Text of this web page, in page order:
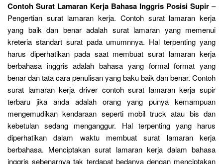
Contoh Surat Lamaran Kerja Bahasa Inggris Posisi Supir –
Pengertian surat lamaran kerja. Contoh surat lamaran kerja
yang baik dan benar adalah surat lamaran yang memenui
kreteria standart surat pada umumnnya. Hal terpenting yang
harus diperhatikan pada saat membuat surat lamaran kerja
berbahasa inggris adalah bahasa yang formal format yang
benar dan tata cara penulisan yang baku baik dan benar. Contoh
surat lamaran kerja driver contoh surat lamaran kerja supir
terbaru jika anda adalah orang yang punya kemampuan
mengemudikan kendaraan seperti mobil truck atau bis dan
kebetulan sedang menganggur. Hal terpenting yang harus
diperhatikan dalam waktu membuat surat lamaran kerja
berbahasa. Menciptakan surat lamaran kerja dalam bahasa
inggris sebenarnya tak terdapat bedanya dengan menciptakan